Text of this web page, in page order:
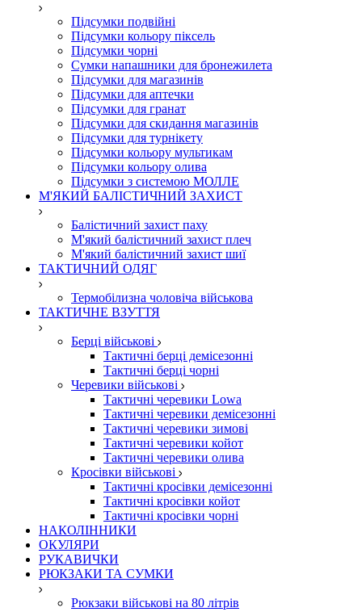
Підсумки подвійні
Підсумки кольору піксель
Підсумки чорні
Сумки напашники для бронежилета
Підсумки для магазинів
Підсумки для аптечки
Підсумки для гранат
Підсумки для скидання магазинів
Підсумки для турнікету
Підсумки кольору мультикам
Підсумки кольору олива
Підсумки з системою МОЛЛЕ
М'ЯКИЙ БАЛІСТИЧНИЙ ЗАХИСТ
Балістичний захист паху
М'який балістичний захист плеч
М'який балістичний захист шиї
ТАКТИЧНИЙ ОДЯГ
Термобілизна чоловіча військова
ТАКТИЧНЕ ВЗУТТЯ
Берці військові
Тактичні берці демісезонні
Тактичні берці чорні
Черевики військові
Тактичні черевики Lowa
Тактичні черевики демісезонні
Тактичні черевики зимові
Тактичні черевики койот
Тактичні черевики олива
Кросівки військові
Тактичні кросівки демісезонні
Тактичні кросівки койот
Тактичні кросівки чорні
НАКОЛІННИКИ
ОКУЛЯРИ
РУКАВИЧКИ
РЮКЗАКИ ТА СУМКИ
Рюкзаки військові на 80 літрів